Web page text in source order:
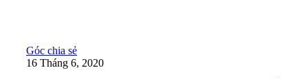
Góc chia sẻ
16 Tháng 6, 2020